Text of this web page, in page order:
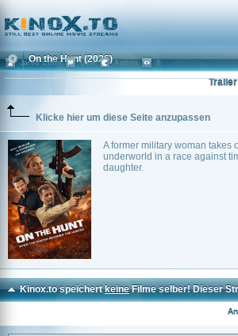
Home
On the Hunt (2026)
Trailer
Klicke hier um diese Seite anzupassen
A former military woman takes
underworld in a race against
daughter.
Jared Cohn USA Action 0
Kinox.to speichertkeineFilme selber! Dieser